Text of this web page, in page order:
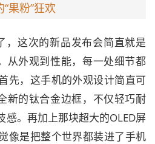
果粉”狂欢
，这次的新品发布会简直就是
从外观到性能，每一处细节都
先，这手机的外观设计简直可
新的钛合金边框，不仅轻巧耐
感。再加上那块超大的OLED屏
像是把整个世界都装进了手机